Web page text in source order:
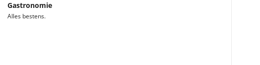
Gastronomie
Alles bestens.